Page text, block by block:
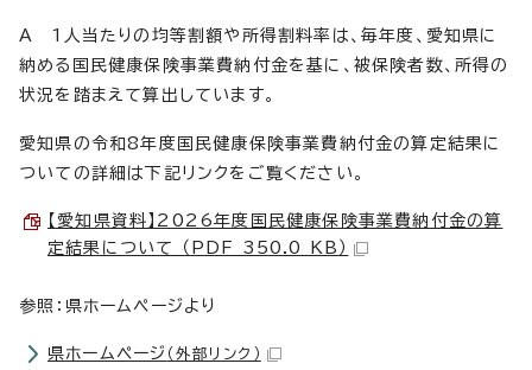
A 1人当たりの均等割額や所得割料率は、毎年度、愛知県に
納める国民健康保険事業費納付金を基に、被保険者数、所得の
状況を踏まえて算出しています。
愛知県の令和8年度国民健康保険事業費納付金の算定結果に
ついての詳細は下記リンクをご覧ください。
【愛知県資料】2026年度国民健康保険事業費納付金の算
定結果について （PDF 350.0 KB）
参照：県ホームページより
県ホームページ （外部リンク）